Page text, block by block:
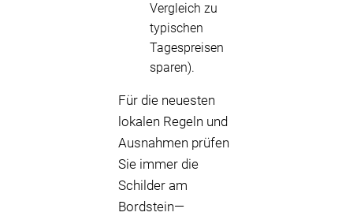
Vergleich zu
typischen
Tagespreisen
sparen).
Für die neuesten
lokalen Regeln und
Ausnahmen prüfen
Sie immer die
Schilder am
Bordstein—